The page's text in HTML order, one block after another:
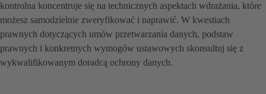
kontrolna koncentruje się na technicznych aspektach wdrażania, które
możesz samodzielnie zweryfikować i naprawić. W kwestiach
prawnych dotyczących umów przetwarzania danych, podstaw
prawnych i konkretnych wymogów ustawowych skonsultuj się z
wykwalifikowanym doradcą ochrony danych.